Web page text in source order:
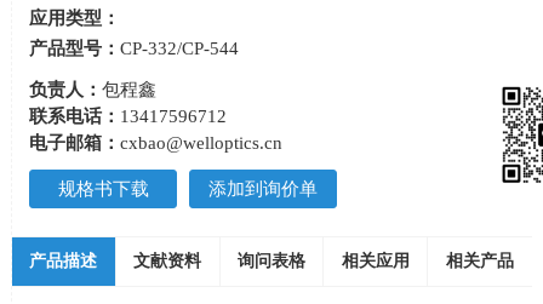
应用类型：
产品型号：CP-332/CP-544
负责人：包程鑫
联系电话： 13417596712
电子邮箱：cxbao@welloptics.cn
规格书下载 添加到询价单
产品描述 文献资料 询问表格 相关应用 相关产品